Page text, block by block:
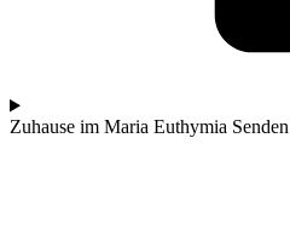
Zuhause im Maria Euthymia Senden